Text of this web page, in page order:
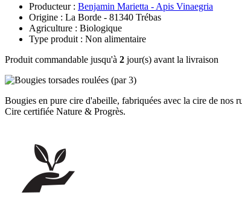
Producteur : Benjamin Marietta - Apis Vinaegria
Origine : La Borde - 81340 Trébas
Agriculture : Biologique
Type produit : Non alimentaire
Produit commandable jusqu'à 2 jour(s) avant la livraison
Bougies en pure cire d'abeille, fabriquées avec la cire de nos
Cire certifiée Nature & Progrès.